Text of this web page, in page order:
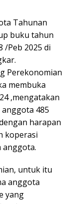
Tahunan
buku tahun
/Peb 2025 di
Perekonomian
membuka
,mengatakan
485
harapan
koperasi
untuk itu
anggota
yang